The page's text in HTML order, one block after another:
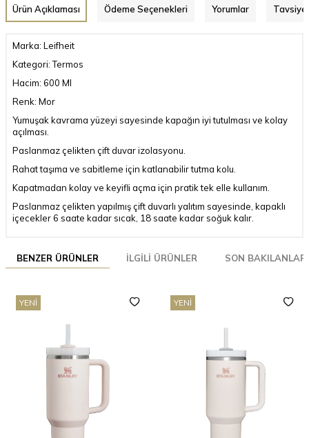
Ürün Açıklaması Ödeme Seçenekleri Yorumlar Tavsiye
Marka: Leifheit
Kategori: Termos
Hacim: 600 Ml
Renk: Mor
Yumuşak kavrama yüzeyi sayesinde kapağın iyi tutulması ve kolay
açılması.
Paslanmaz çelikten çift duvar izolasyonu.
Rahat taşıma ve sabitleme için katlanabilir tutma kolu.
Kapatmadan kolay ve keyifli açma için pratik tek elle kullanım.
Paslanmaz çelikten yapılmış çift duvarlı yalıtım sayesinde, kapaklı
içecekler 6 saate kadar sıcak, 18 saate kadar soğuk kalır.
BENZER ÜRÜNLER İLGILI ÜRÜNLER SON BAKILANLAR
YENI YENI